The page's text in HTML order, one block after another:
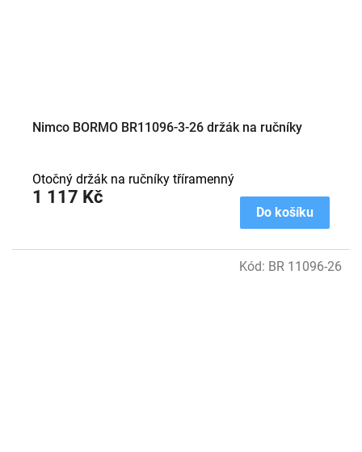
Nimco BORMO BR11096-3-26 držák na ručníky
1 117 Kč
Do košíku
Otočný držák na ručníky tříramenný
Kód: BR 11096-26